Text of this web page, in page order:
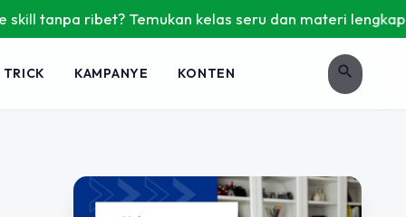
tanpa ribet? Temukan kelas seru dan materi lengkap
TRICK KAMPANYE KONTEN search